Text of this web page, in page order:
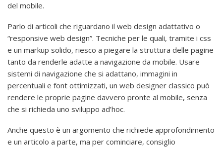
del mobile.
Parlo di articoli che riguardano il web design adattativo o
“responsive web design”. Tecniche per le quali, tramite i css
e un markup solido, riesco a piegare la struttura delle pagine
tanto da renderle adatte a navigazione da mobile. Usare
sistemi di navigazione che si adattano, immagini in
percentuali e font ottimizzati, un web designer classico può
rendere le proprie pagine davvero pronte al mobile, senza
che si richieda uno sviluppo ad’hoc.
Anche questo è un argomento che richiede approfondimento
e un articolo a parte, ma per cominciare, consiglio